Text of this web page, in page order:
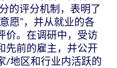
的评分机制，表明了
愿”，并从就业的各
价。在调研中，受访
先前的雇主，并公开
/地区和行业内活跃的